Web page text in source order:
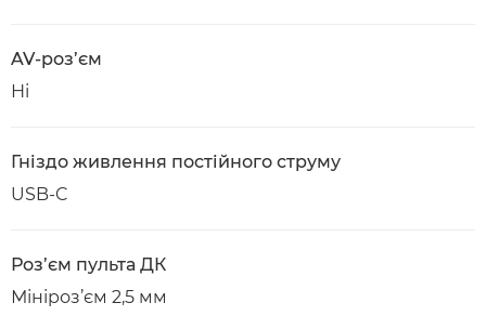
AV-роз’єм
Ні
Гніздо живлення постійного струму
USB-C
Роз’єм пульта ДК
Мініроз’єм 2,5 мм